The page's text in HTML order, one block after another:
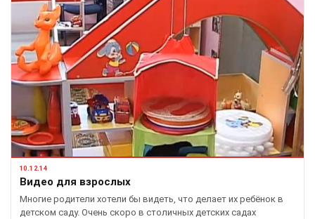
10.12.14
Видео для взрослых
Многие родители хотели бы видеть, что делает их ребёнок в
детском саду. Очень скоро в столичных детских садах